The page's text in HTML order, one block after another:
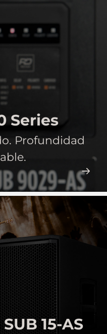
Series
Profundidad
15-AS